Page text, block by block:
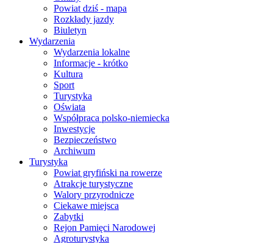
Powiat dziś - mapa
Rozkłady jazdy
Biuletyn
Wydarzenia
Wydarzenia lokalne
Informacje - krótko
Kultura
Sport
Turystyka
Oświata
Współpraca polsko-niemiecka
Inwestycje
Bezpieczeństwo
Archiwum
Turystyka
Powiat gryfiński na rowerze
Atrakcje turystyczne
Walory przyrodnicze
Ciekawe miejsca
Zabytki
Rejon Pamięci Narodowej
Agroturystyka